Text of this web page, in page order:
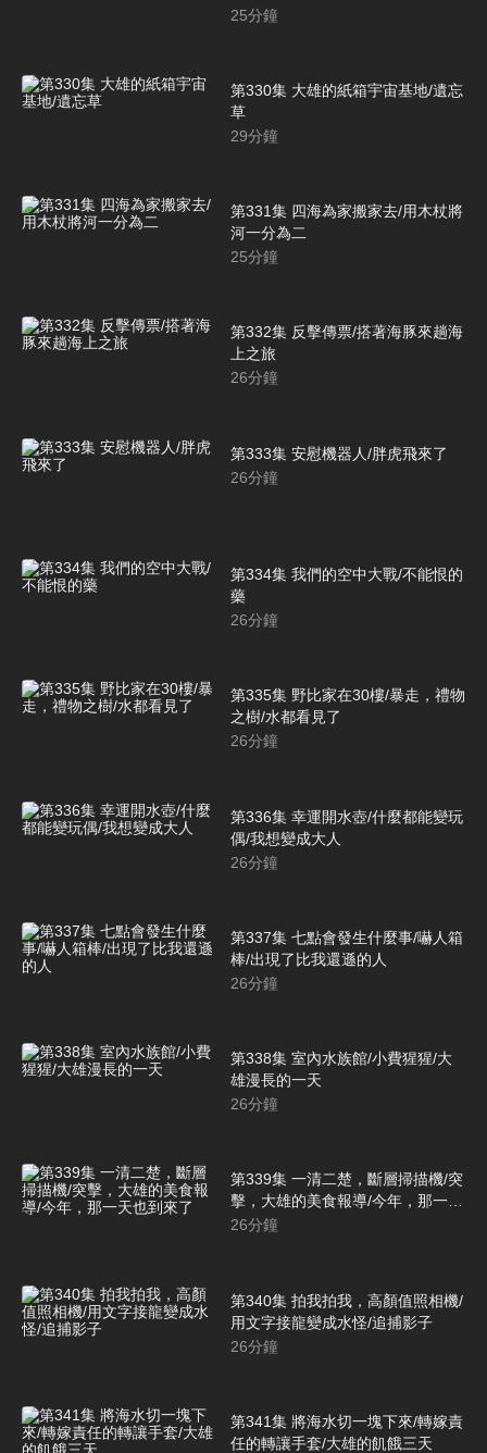
25分鐘
第330集 大雄的紙箱宇宙基地/遺忘
草
29分鐘
第331集 四海為家搬家去/用木杖將
河一分為二
25分鐘
第332集 反擊傳票/搭著海豚來趟海
上之旅
26分鐘
第333集 安慰機器人/胖虎飛來了
26分鐘
第334集 我們的空中大戰/不能恨的
藥
26分鐘
第335集 野比家在30樓/暴走，禮物
之樹/水都看見了
26分鐘
第336集 幸運開水壺/什麼都能變玩
偶/我想變成大人
26分鐘
第337集 七點會發生什麼事/嚇人箱
棒/出現了比我還遜的人
26分鐘
第338集 室內水族館/小費猩猩/大
雄漫長的一天
26分鐘
第339集 一清二楚，斷層掃描機/突
擊，大雄的美食報導/今年，那一天
也到來了
26分鐘
第340集 拍我拍我，高顏值照相機/
用文字接龍變成水怪/追捕影子
26分鐘
第341集 將海水切一塊下來/轉嫁責
任的轉讓手套/大雄的飢餓三天